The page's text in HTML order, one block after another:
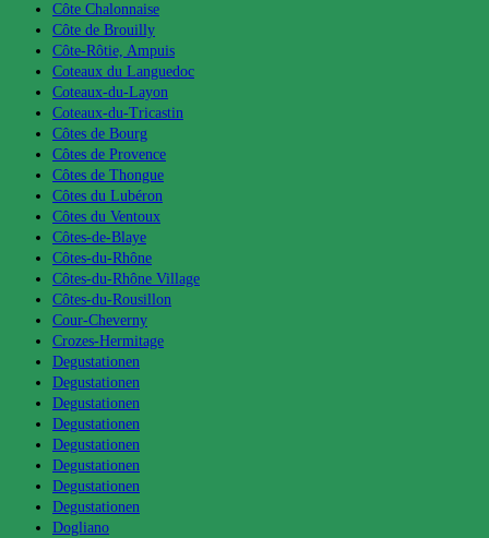
Côte Chalonnaise
Côte de Brouilly
Côte-Rôtie, Ampuis
Coteaux du Languedoc
Coteaux-du-Layon
Coteaux-du-Tricastin
Côtes de Bourg
Côtes de Provence
Côtes de Thongue
Côtes du Lubéron
Côtes du Ventoux
Côtes-de-Blaye
Côtes-du-Rhône
Côtes-du-Rhône Village
Côtes-du-Rousillon
Cour-Cheverny
Crozes-Hermitage
Degustationen
Degustationen
Degustationen
Degustationen
Degustationen
Degustationen
Degustationen
Degustationen
Dogliano